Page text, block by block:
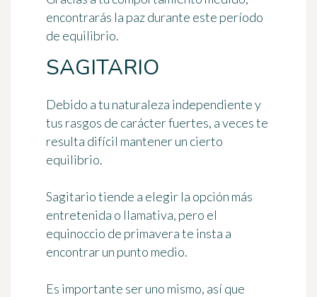
encontrarás la paz durante este período
de equilibrio.
SAGITARIO
Debido a tu naturaleza independiente y
tus rasgos de carácter fuertes, a veces te
resulta difícil mantener un cierto
equilibrio.
Sagitario tiende a elegir la opción más
entretenida o llamativa, pero el
equinoccio de primavera te insta a
encontrar un punto medio.
Es importante ser uno mismo, así que